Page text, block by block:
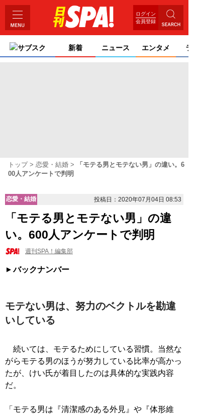
ログイン
会員登録
サブスク 新着 ニュース エンタメ ライ
トップ 恋愛・結婚
「モテる男とモテない男」の違い。6
00人アンケートで判明
恋愛・結婚 投稿日：2020年07月04日 08:53
「モテる男とモテない男」の違
い。600人アンケートで判明
週刊SPA！編集部
バックナンバー
モテない男は、努力のベクトルを勘違
いしている
続いては、モテるためにしている習慣。当然な
がらモテる男のほうが努力している比率が高かっ
たが、けい氏が着目したのは具体的な実践内容
だ。
「モテる男は『清潔感のある外見』や『体形維